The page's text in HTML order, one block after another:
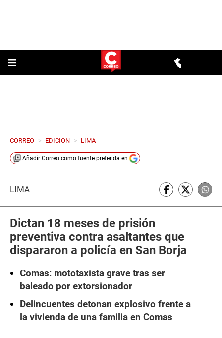
CORREO > EDICION > LIMA
Añadir Correo como fuente preferida en
LIMA
Dictan 18 meses de prisión
preventiva contra asaltantes que
dispararon a policía en San Borja
Comas: mototaxista grave tras ser
baleado por extorsionador
Delincuentes detonan explosivo frente a
la vivienda de una familia en Comas